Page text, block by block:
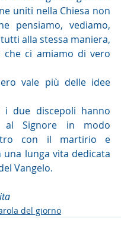
uniti nella Chiesa non
pensiamo, vediamo,
alla stessa maniera,
ci amiamo di vero
vale più delle idee
due discepoli hanno
al Signore in modo
con il martirio e
una lunga vita dedicata
Vangelo.
del giorno